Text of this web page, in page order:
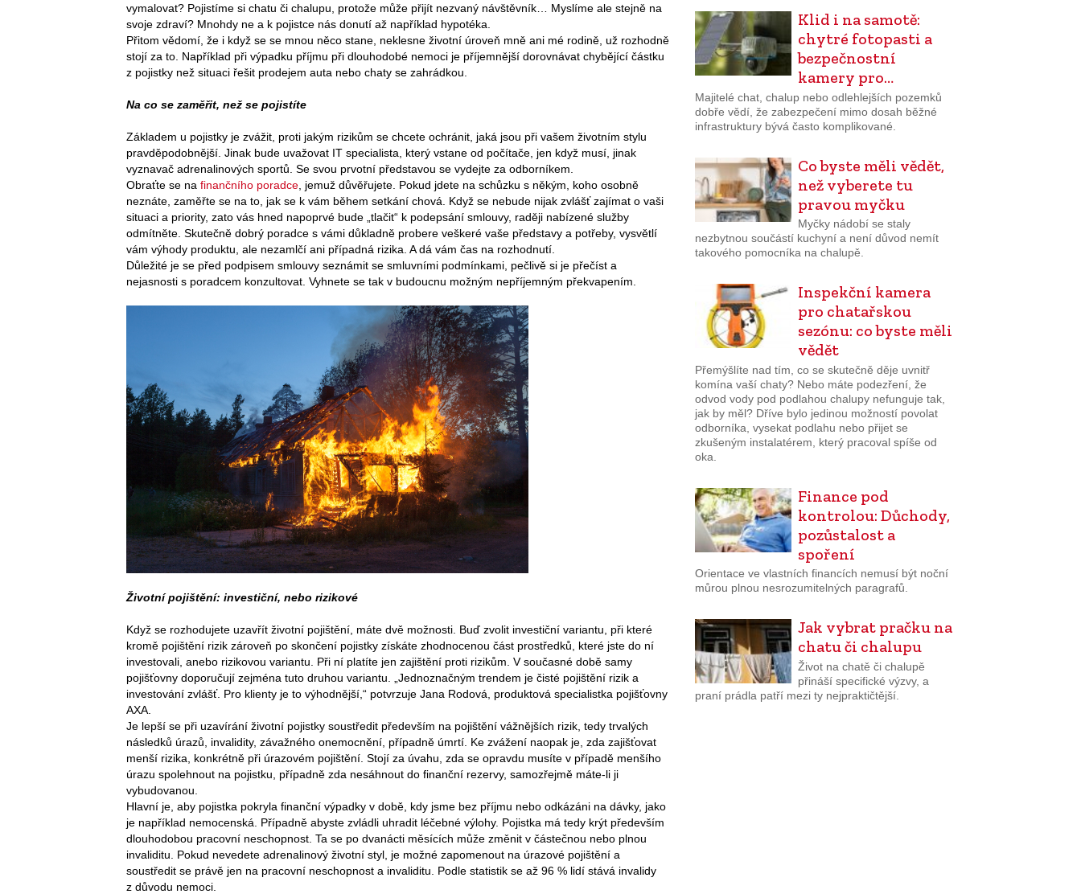
vymalovat? Pojistíme si chatu či chalupu, protože může přijít nezvaný návštěvník… Myslíme ale stejně na
svoje zdraví? Mnohdy ne a k pojistce nás donutí až například hypotéka.
Přitom vědomí, že i když se se mnou něco stane, neklesne životní úroveň mně ani mé rodině, už rozhodně
stojí za to. Například při výpadku příjmu při dlouhodobé nemoci je příjemnější dorovnávat chybějící částku
z pojistky než situaci řešit prodejem auta nebo chaty se zahrádkou.
Na co se zaměřit, než se pojistíte
Základem u pojistky je zvážit, proti jakým rizikům se chcete ochránit, jaká jsou při vašem životním stylu
pravděpodobnější. Jinak bude uvažovat IT specialista, který vstane od počítače, jen když musí, jinak
vyznavač adrenalinových sportů. Se svou prvotní představou se vydejte za odborníkem.
Obraťte se na finančního poradce , jemuž důvěřujete. Pokud jdete na schůzku s někým, koho osobně
neznáte, zaměřte se na to, jak se k vám během setkání chová. Když se nebude nijak zvlášť zajímat o vaši
situaci a priority, zato vás hned napoprvé bude „tlačit“ k podepsání smlouvy, raději nabízené služby
odmítněte. Skutečně dobrý poradce s vámi důkladně probere veškeré vaše představy a potřeby, vysvětlí
vám výhody produktu, ale nezamlčí ani případná rizika. A dá vám čas na rozhodnutí.
Důležité je se před podpisem smlouvy seznámit se smluvními podmínkami, pečlivě si je přečíst a
nejasnosti s poradcem konzultovat. Vyhnete se tak v budoucnu možným nepříjemným překvapením.
Životní pojištění: investiční, nebo rizikové
Když se rozhodujete uzavřít životní pojištění, máte dvě možnosti. Buď zvolit investiční variantu, při které
kromě pojištění rizik zároveň po skončení pojistky získáte zhodnocenou část prostředků, které jste do ní
investovali, anebo rizikovou variantu. Při ní platíte jen zajištění proti rizikům. V současné době samy
pojišťovny doporučují zejména tuto druhou variantu. „Jednoznačným trendem je čisté pojištění rizik a
investování zvlášť. Pro klienty je to výhodnější,“ potvrzuje Jana Rodová, produktová specialistka pojišťovny
AXA.
Je lepší se při uzavírání životní pojistky soustředit především na pojištění vážnějších rizik, tedy trvalých
následků úrazů, invalidity, závažného onemocnění, případně úmrtí. Ke zvážení naopak je, zda zajišťovat
menší rizika, konkrétně při úrazovém pojištění. Stojí za úvahu, zda se opravdu musíte v případě menšího
úrazu spolehnout na pojistku, případně zda nesáhnout do finanční rezervy, samozřejmě máte-li ji
vybudovanou.
Hlavní je, aby pojistka pokryla finanční výpadky v době, kdy jsme bez příjmu nebo odkázáni na dávky, jako
je například nemocenská. Případně abyste zvládli uhradit léčebné výlohy. Pojistka má tedy krýt především
dlouhodobou pracovní neschopnost. Ta se po dvanácti měsících může změnit v částečnou nebo plnou
invaliditu. Pokud nevedete adrenalinový životní styl, je možné zapomenout na úrazové pojištění a
soustředit se právě jen na pracovní neschopnost a invaliditu. Podle statistik se až 96 % lidí stává invalidy
z důvodu nemoci.
Klid i na samotě:
chytré fotopasti a
bezpečnostní
kamery pro…
Majitelé chat, chalup nebo odlehlejších pozemků
dobře vědí, že zabezpečení mimo dosah běžné
infrastruktury bývá často komplikované.
Co byste měli vědět,
než vyberete tu
pravou myčku
Myčky nádobí se staly
nezbytnou součástí kuchyní a není důvod nemít
takového pomocníka na chalupě.
Inspekční kamera
pro chatařskou
sezónu: co byste měli
vědět
Přemýšlíte nad tím, co se skutečně děje uvnitř
komína vaší chaty? Nebo máte podezření, že
odvod vody pod podlahou chalupy nefunguje tak,
jak by měl? Dříve bylo jedinou možností povolat
odborníka, vysekat podlahu nebo přijet se
zkušeným instalatérem, který pracoval spíše od
oka.
Finance pod
kontrolou: Důchody,
pozůstalost a
spoření
Orientace ve vlastních financích nemusí být noční
můrou plnou nesrozumitelných paragrafů.
Jak vybrat pračku na
chatu či chalupu
Život na chatě či chalupě
přináší specifické výzvy, a
praní prádla patří mezi ty nejpraktičtější.